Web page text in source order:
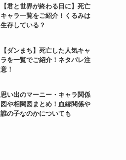
【君と世界が終わる日に】死亡
キャラ一覧をご紹介！くるみは
生存している？
【ダンまち】死亡した人気キャ
ラを一覧でご紹介！ネタバレ注
意！
思い出のマーニー・キャラ関係
図や相関図まとめ！血縁関係や
誰の子なのかについても